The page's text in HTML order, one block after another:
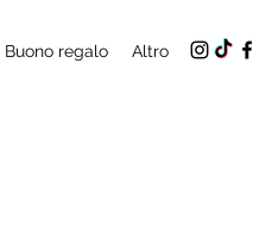
Buono regalo Altro